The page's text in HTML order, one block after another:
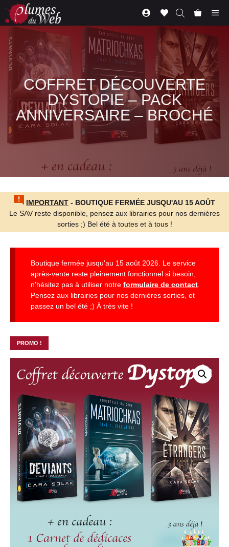
Aller
contenu
COFFRET DÉCOUVERTE
DYSTOPIE–PACK
ANNIVERSAIRE– BROCHÉ
IMPORTANT - BOUTIQUE FERMÉE JUSQU'AU 15 AOÛT
Le SAV reste disponible, pensez aux librairies pour nos dernières
sorties ;) Bel été à toutes et à tous !
Boutique fermée jusqu'au 15 août 2026. Le service
après-vente reste pleinement fonctionnel si besoin,
n'hésitez pas à utiliser notre formulaire de contact
Pensez aux librairies pour nos dernières sorties, et
passez un bel été ;) À très vite !
PROMO !